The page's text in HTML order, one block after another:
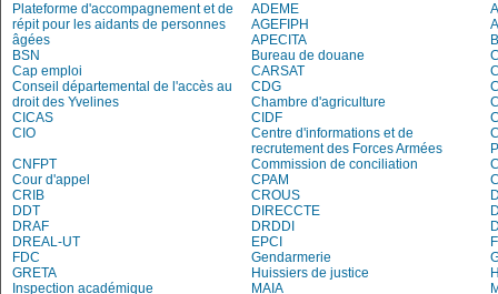
Plateforme d'accompagnement et de
répit pour les aidants de personnes
âgées
ADEME
AGEFIPH
APECITA
BSN
Bureau de douane
Cap emploi
CARSAT
Conseil départemental de l'accès au
droit des Yvelines
CDG
Chambre d'agriculture
CICAS
CIDF
CIO
Centre d'informations et de
recrutement des Forces Armées
CNFPT
Commission de conciliation
Cour d'appel
CPAM
CRIB
CROUS
DDT
DIRECCTE
DRAF
DRDDI
DREAL-UT
EPCI
FDC
Gendarmerie
GRETA
Huissiers de justice
Inspection académique
MAIA